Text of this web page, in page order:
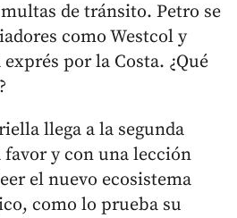
de tránsito. Petro se
como Westcol y
por la Costa. ¿Qué
llega a la segunda
y con una lección
el nuevo ecosistema
como lo prueba su